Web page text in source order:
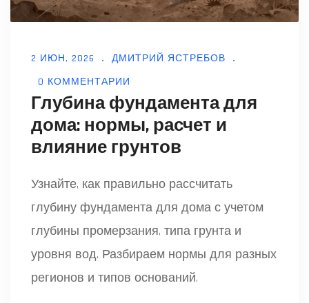
2 ИЮН, 2026
ДМИТРИЙ ЯСТРЕБОВ
0 КОММЕНТАРИИ
Глубина фундамента для
дома: нормы, расчет и
влияние грунтов
Узнайте, как правильно рассчитать
глубину фундамента для дома с учетом
глубины промерзания, типа грунта и
уровня вод. Разбираем нормы для разных
регионов и типов оснований.